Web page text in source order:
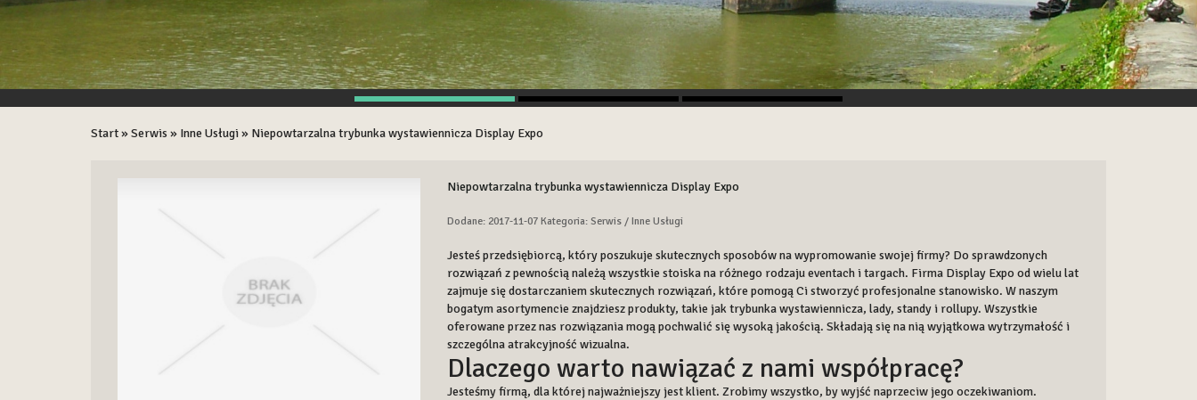
Start»Serwis » Inne Usługi» Niepowtarzalna trybunka wystawiennicza Display Expo
Niepowtarzalna trybunka wystawiennicza Display Expo
Dodane: 2017-11-07 Kategoria: Serwis / Inne Usługi
Jesteś przedsiębiorcą, który poszukuje skutecznych sposobów na wypromowanie swojej firmy? Do sprawdzonych
rozwiązań z pewnością należą wszystkie stoiska na różnego rodzaju eventach i targach. Firma Display Expo od wielu lat
zajmuje się dostarczaniem skutecznych rozwiązań, które pomogą Ci stworzyć profesjonalne stanowisko. W naszym
bogatym asortymencie znajdziesz produkty, takie jak trybunka wystawiennicza, lady, standy i rollupy. Wszystkie
oferowane przez nas rozwiązania mogą pochwalić się wysoką jakością. Składają się na nią wyjątkowa wytrzymałość i
szczególna atrakcyjność wizualna.
Dlaczego warto nawiązać z nami współpracę?
Jesteśmy firmą, dla której najważniejszy jest klient. Zrobimy wszystko, by wyjść naprzeciw jego oczekiwaniom.